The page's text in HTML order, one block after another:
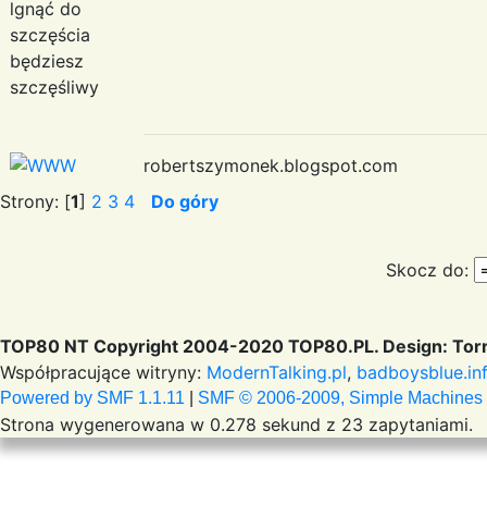
lgnąć do
szczęścia
będziesz
szczęśliwy
robertszymonek.blogspot.com
Strony: [1] 2 3 4 Do góry
Skocz do:
TOP80 NT Copyright 2004-2020 TOP80.PL. Design:
Współpracujące witryny: ModernTalking.pl,
Powered by SMF 1.1.11 SMF © 2006-2009, Simple Machines
Strona wygenerowana w 0.278 sekund z 23 zapytaniami.